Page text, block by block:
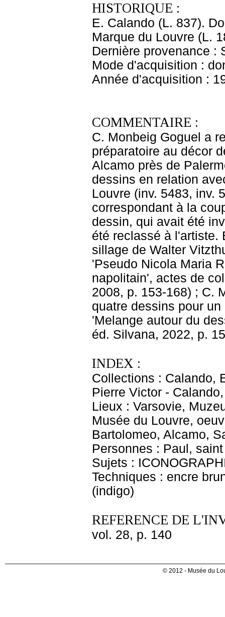
HISTORIQUE :
E. Calando (L. 837).
Marque du Louvre (L.
Dernière provenance :
Mode d'acquisition :
Année d'acquisition :
COMMENTAIRE :
C. Monbeig Goguel a
préparatoire au décor
Alcamo près de
dessins en relation
Louvre (inv. 5483, inv.
correspondant à la
dessin, qui avait été
été reclassé à l'artiste.
sillage de Walter
'Pseudo Nicola Maria
napolitain', actes de
2008, p. 153-168) ; C.
quatre dessins pour
'Melange autour du
éd. Silvana, 2022, p.
INDEX :
Collections : Calando,
Pierre Victor -
Lieux : Varsovie,
Musée du Louvre,
Bartolomeo, Alcamo,
Personnes : Paul,
Sujets :
Techniques : encre
(indigo)
REFERENCE DE
vol. 28, p. 140
© 2012 - Musée du